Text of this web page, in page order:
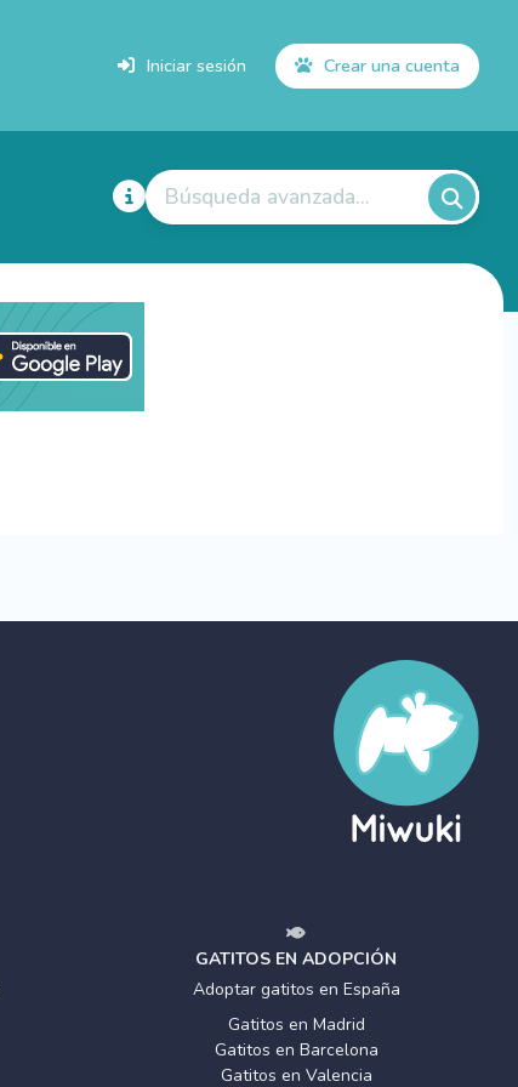
Iniciar sesión Crear una cuenta
Búsqueda avanzada...
GATITOS EN ADOPCIÓN
Adoptar gatitos en España
Gatitos en Madrid
Gatitos en Barcelona
Gatitos en Valencia